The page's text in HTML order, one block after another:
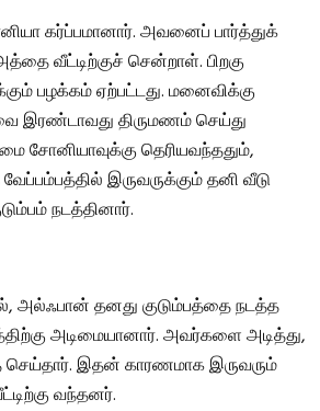
கர்ப்பமானார். அவனைப் பார்த்துக்
வீட்டிற்குச் சென்றாள். பிறகு
பழக்கம் ஏற்பட்டது. மனைவிக்கு
இரண்டாவது திருமணம் செய்து
தெரியவந்ததும்,
இருவருக்கும் தனி வீடு
நடத்தினார்.
அல்ஃபான் தனது குடும்பத்தை நடத்த
அடிமையானார். அவர்களை அடித்து,
செய்தார். இதன் காரணமாக இருவரும்
வந்தனர்.